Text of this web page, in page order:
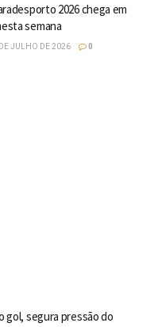
2026 chega em
semana
JULHO DE 2026 0
gol, segura pressão do